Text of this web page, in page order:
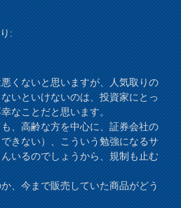
:
くないと思いますが、人気取りの
いといけないのは、投資家にとっ
なことだと思います。
、高齢な方を中心に、証券会社の
きない）、こういう勉強になるサ
いるのでしょうから、規制も止む
、今まで販売していた商品がどう